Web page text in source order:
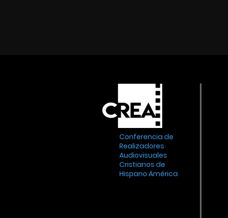
Conferencia de
Realizadores
Audiovisuales
Cristianos de
Hispano América